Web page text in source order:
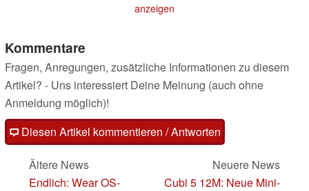
anzeigen
Kommentare
Fragen, Anregungen, zusätzliche Informationen zu diesem
Artikel? - Uns interessiert Deine Meinung (auch ohne
Anmeldung möglich)!
Diesen Artikel kommentieren / Antworten
Ältere News
Endlich: Wear OS-
Neuere News
Cubi 5 12M: Neue Mini-